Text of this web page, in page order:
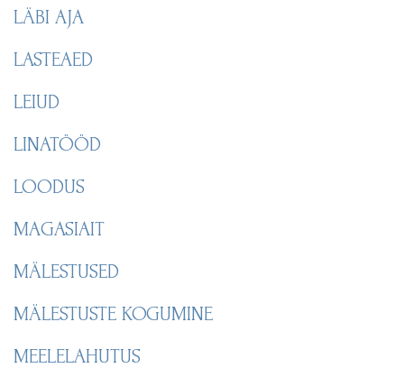
LÄBI AJA
LASTEAED
LEIUD
LINATÖÖD
LOODUS
MAGASIAIT
MÄLESTUSED
MÄLESTUSTE KOGUMINE
MEELELAHUTUS